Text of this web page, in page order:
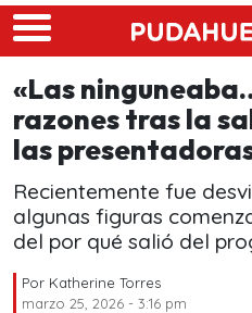
Skip to main content
«Las
razones tras la
las
Recientemente fue
algunas figuras
del por qué salió del
Por Katherine Torres
marzo 25, 2026 - 3:16 pm